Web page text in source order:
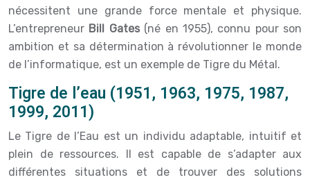
nécessitent une grande force mentale et physique.
L’entrepreneur Bill Gates (né en 1955), connu pour son
ambition et sa détermination à révolutionner le monde
de l’informatique, est un exemple de Tigre du Métal.
Tigre de l’eau (1951, 1963, 1975, 1987,
1999, 2011)
Le Tigre de l’Eau est un individu adaptable, intuitif et
plein de ressources. Il est capable de s’adapter aux
différentes situations et de trouver des solutions